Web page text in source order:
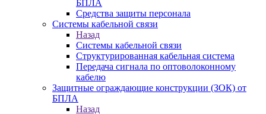
БПЛА
Средства защиты персонала
Системы кабельной связи
Назад
Системы кабельной связи
Структурированная кабельная система
Передача сигнала по оптоволоконному
кабелю
Защитные ограждающие конструкции (ЗОК) от
БПЛА
Назад